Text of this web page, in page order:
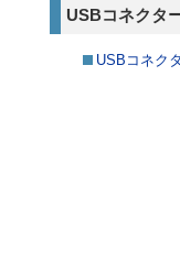
USBコネクタ
USBコネク